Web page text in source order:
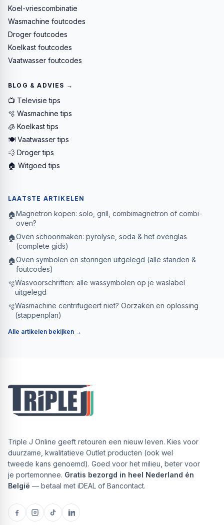
Koel-vriescombinatie
Wasmachine foutcodes
Droger foutcodes
Koelkast foutcodes
Vaatwasser foutcodes
BLOG & ADVIES →
📺 Televisie tips
🫧 Wasmachine tips
🧊 Koelkast tips
🍽️ Vaatwasser tips
💨 Droger tips
🏠 Witgoed tips
LAATSTE ARTIKELEN
🏠Magnetron kopen: solo, grill, combimagnetron of combi-
oven?
🏠Oven schoonmaken: pyrolyse, soda & het ovenglas
(complete gids)
🏠Oven symbolen en storingen uitgelegd (alle standen &
foutcodes)
🫧Wasvoorschriften: alle wassymbolen op je waslabel
uitgelegd
🫧Wasmachine centrifugeert niet? Oorzaken en oplossing
(stappenplan)
Alle artikelen bekijken →
Triple J Online geeft retouren een nieuw leven. Kies voor
duurzame, kwalitatieve Outlet producten (ook wel
tweede kans genoemd). Goed voor het milieu, beter voor
je portemonnee. Gratis bezorgd in heel Nederland én
België — betaal met iDEAL of Bancontact.